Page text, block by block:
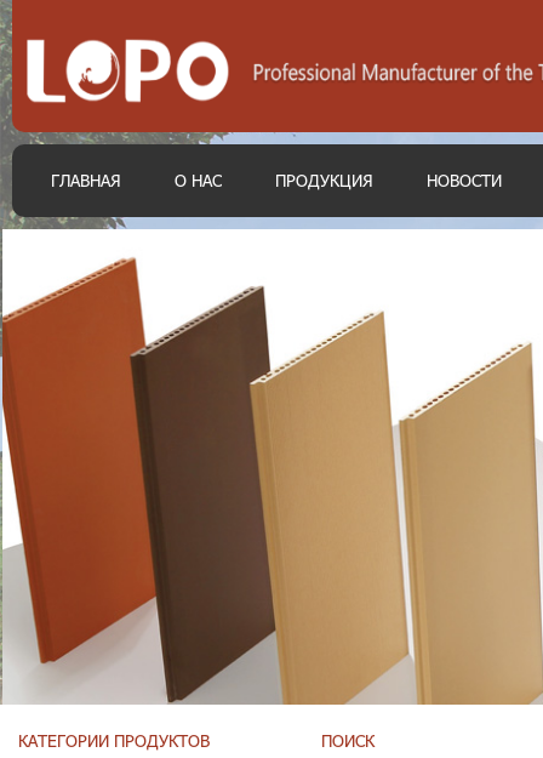
ГЛАВНАЯ О НАС ПРОДУКЦИЯ НОВОСТИ
КАТЕГОРИИ ПРОДУКТОВ ПОИСК